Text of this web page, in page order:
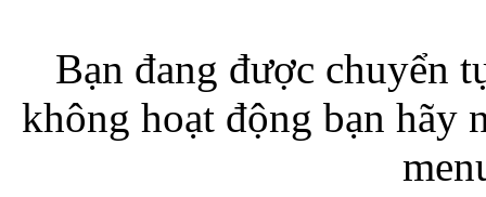
Bạn đang được chuyển
không hoạt động bạn hãy